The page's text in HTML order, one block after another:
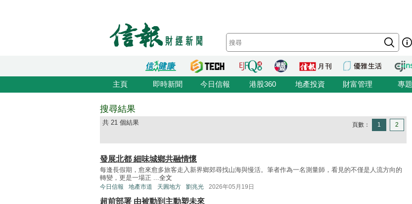
主頁 即時新聞 今日信報 港股360 地產投資 財富管理 專題
搜尋結果
共 21 個結果 頁數： 1 2
發展北都 細味城鄉共融情懷
每逢長假期，愈來愈多旅客走入新界鄉郊尋找山海與慢活。筆者作為一名測量師，看見的不僅是人流方向的
轉變，更是一場正 ...全文
今日信報 地產市道 天圓地方 劉兆光 2026年05月19日
超前部署 由被動到主動塑未來